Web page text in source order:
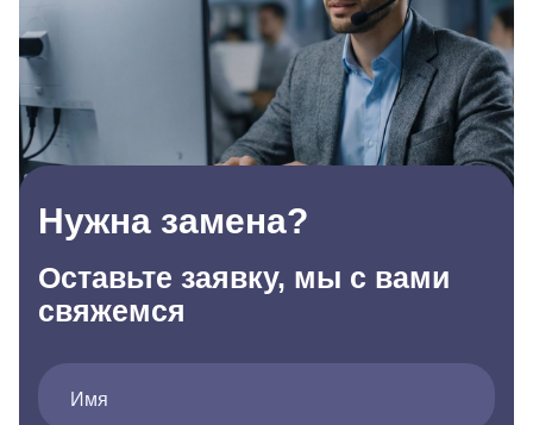
Нужна замена?
Оставьте заявку, мы с вами
свяжемся
Имя